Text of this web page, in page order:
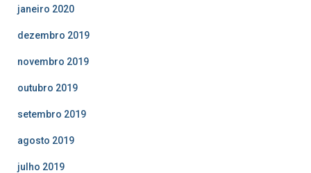
janeiro 2020
dezembro 2019
novembro 2019
outubro 2019
setembro 2019
agosto 2019
julho 2019